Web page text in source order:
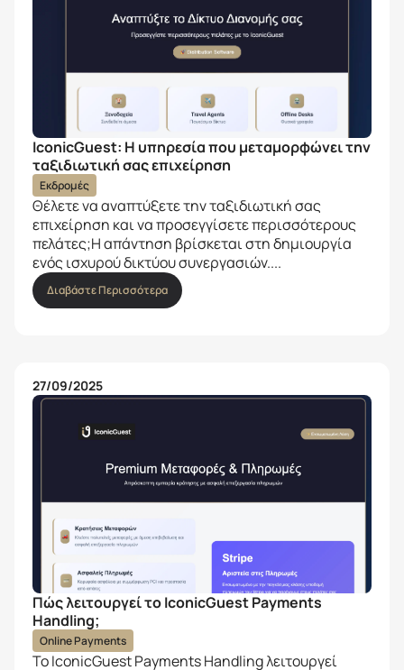
IconicGuest: Η υπηρεσία που μεταμορφώνει την
ταξιδιωτική σας επιχείρηση
Εκδρομές
Θέλετε να αναπτύξετε την ταξιδιωτική σας
επιχείρηση και να προσεγγίσετε περισσότερους
πελάτες;Η απάντηση βρίσκεται στη δημιουργία
ενός ισχυρού δικτύου συνεργασιών....
Διαβάστε Περισσότερα
27/09/2025
Πώς λειτουργεί το IconicGuest Payments
Handling;
Online Payments
Το IconicGuest Payments Handling λειτουργεί